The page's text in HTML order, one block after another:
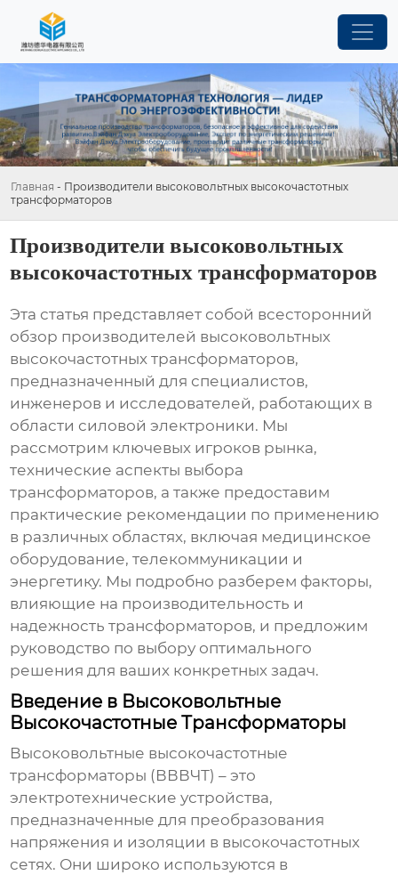
Главная - Производители высоковольтных высокочастотных
трансформаторов
Производители высоковольтных
высокочастотных трансформаторов
Эта статья представляет собой всесторонний
обзор производителей высоковольтных
высокочастотных трансформаторов,
предназначенный для специалистов,
инженеров и исследователей, работающих в
области силовой электроники. Мы
рассмотрим ключевых игроков рынка,
технические аспекты выбора
трансформаторов, а также предоставим
практические рекомендации по применению
в различных областях, включая медицинское
оборудование, телекоммуникации и
энергетику. Мы подробно разберем факторы,
влияющие на производительность и
надежность трансформаторов, и предложим
руководство по выбору оптимального
решения для ваших конкретных задач.
Введение в Высоковольтные
Высокочастотные Трансформаторы
Высоковольтные высокочастотные
трансформаторы (ВВВЧТ) – это
электротехнические устройства,
предназначенные для преобразования
напряжения и изоляции в высокочастотных
сетях. Они широко используются в